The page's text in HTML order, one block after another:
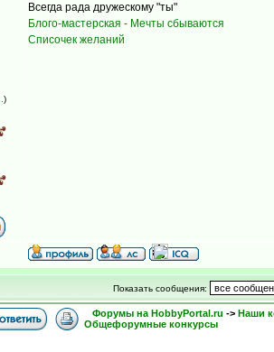
)
Всегда рада дружескому "ты"
Блого-мастерская - Мечты сбываются
Списочек желаний
Показать сообщения:
Форумы на HobbyPortal.ru -> Наши
Общефорумные конкурсы